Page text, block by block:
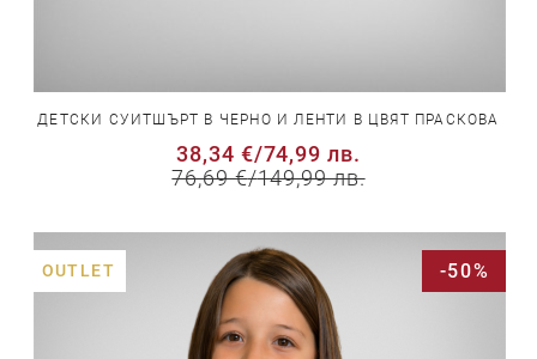
ДЕТСКИ СУИТШЪРТ В ЧЕРНО И ЛЕНТИ В ЦВЯТ ПРАСКОВА
38,34 €/74,99 лв.
76,69 €/149,99 лв.
OUTLET -50%